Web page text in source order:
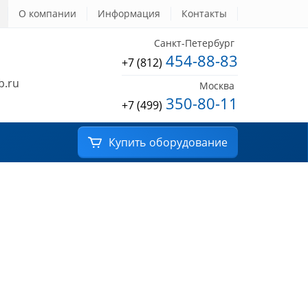
О компании Информация Контакты
Санкт-Петербург
+7 (812) 454-88-83
Москва
+7 (499) 350-80-11
Купить оборудование